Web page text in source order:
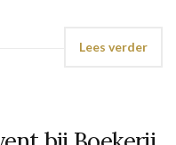
Lees verder